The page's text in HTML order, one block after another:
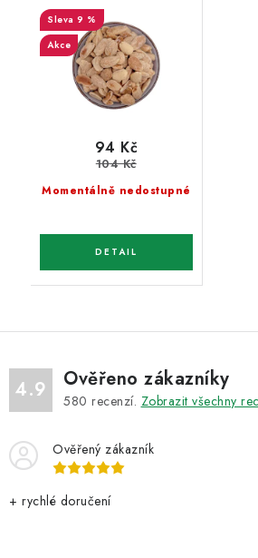
9 %
Akce
Momentálně nedostupné
94 Kč
104 Kč
4.9 Ověřeno zákazníky
580 recenzí. Zobrazit všechny
Ověřený zákazník
+ rychlé doručení